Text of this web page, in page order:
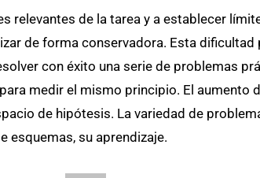
relevantes de la tarea y a establecer
de forma conservadora. Esta
con éxito una serie de problemas
medir el mismo principio. El aumento
de hipótesis. La variedad de
esquemas, su aprendizaje.